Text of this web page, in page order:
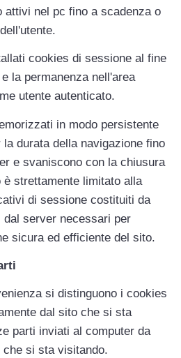
attivi nel pc fino a scadenza o
cookies di sessione al fine
la permanenza nell'area
utente autenticato.
in modo persistente
durata della navigazione fino
e svaniscono con la chiusura
strettamente limitato alla
di sessione costituiti da
dal server necessari per
sicura ed efficiente del sito.
si distinguono i cookies
dal sito che si sta
parti inviati al computer da
si sta visitando.